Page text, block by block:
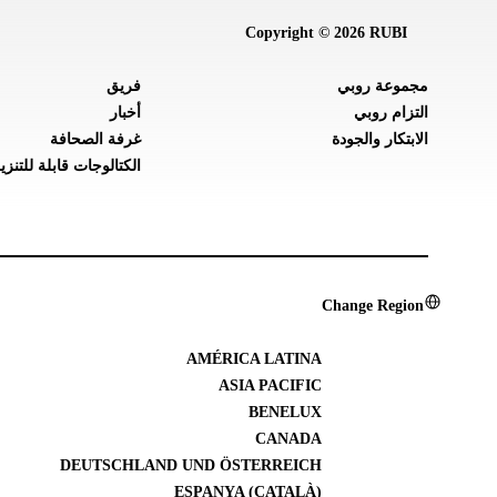
Copyright © 2026 RUBI
مجموعة روبي
التزام روبي
الابتكار والجودة
فريق
أخبار
غرفة الصحافة
الكتالوجات قابلة
Change Region
AMÉRICA LATINA
ASIA PACIFIC
BENELUX
CANADA
DEUTSCHLAND UND ÖSTERREICH
ESPANYA (CATALÀ)